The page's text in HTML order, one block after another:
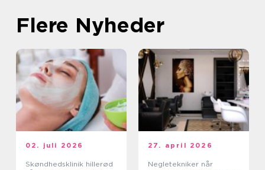
Flere Nyheder
02. juli 2026
Skøndhedsklinik hillerød
27. april 2026
Negletekniker når